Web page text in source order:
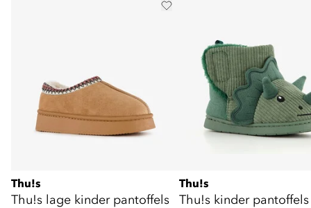
Thu!s
Thu!s lage kinder pantoffels
Thu!s
Thu!s kinder